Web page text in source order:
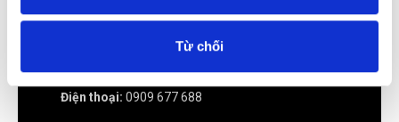
Từ chối
Lô IV-22 (KCN Tân Bình), Tây Thạnh, Tân
Điện thoại: 0909 677 688